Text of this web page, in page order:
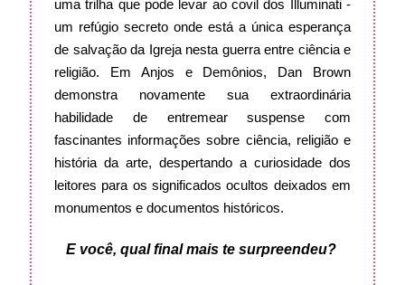
uma trilha que pode levar ao covil dos Illuminati -
um refúgio secreto onde está a única esperança
de salvação da Igreja nesta guerra entre ciência e
religião. Em Anjos e Demônios, Dan Brown
demonstra novamente sua extraordinária
habilidade de entremear suspense com
fascinantes informações sobre ciência, religião e
história da arte, despertando a curiosidade dos
leitores para os significados ocultos deixados em
monumentos e documentos históricos.
E você, qual final mais te surpreendeu?